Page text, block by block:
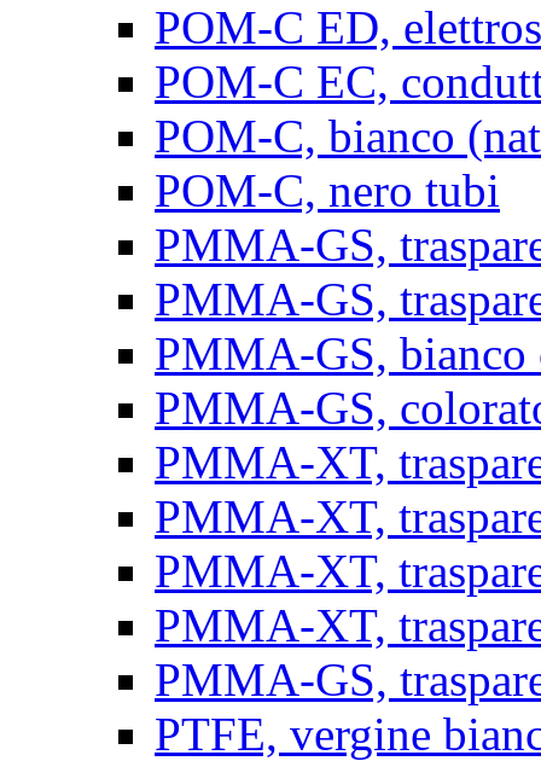
POM-C ED,
POM-C EC,
POM-C, bianco
POM-C, nero tubi
PMMA-GS,
PMMA-GS,
PMMA-GS, bianco
PMMA-GS,
PMMA-XT,
PMMA-XT,
PMMA-XT,
PMMA-XT,
PMMA-GS,
PTFE, vergine